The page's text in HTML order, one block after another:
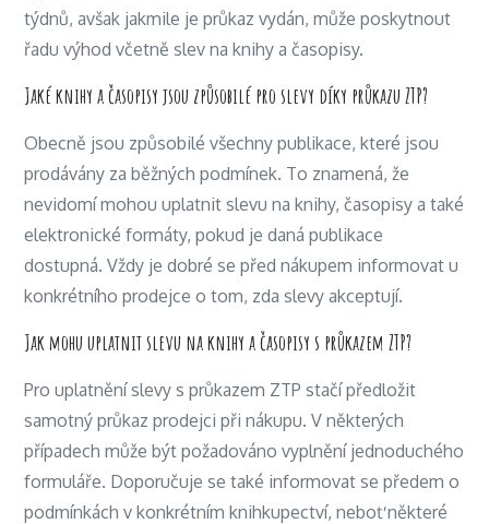
týdnů, avšak jakmile je průkaz vydán, může poskytnout
řadu výhod včetně slev na knihy a časopisy.
Jaké knihy a časopisy jsou způsobilé pro slevy díky průkazu ZTP?
Obecně jsou způsobilé všechny publikace, které jsou
prodávány za běžných podmínek. To znamená, že
nevidomí mohou uplatnit slevu na knihy, časopisy a také
elektronické formáty, pokud je daná publikace
dostupná. Vždy je dobré se před nákupem informovat u
konkrétního prodejce o tom, zda slevy akceptují.
Jak mohu uplatnit slevu na knihy a časopisy s průkazem ZTP?
Pro uplatnění slevy s průkazem ZTP stačí předložit
samotný průkaz prodejci při nákupu. V některých
případech může být požadováno vyplnění jednoduchého
formuláře. Doporučuje se také informovat se předem o
podmínkách v konkrétním knihkupectví, neboť některé